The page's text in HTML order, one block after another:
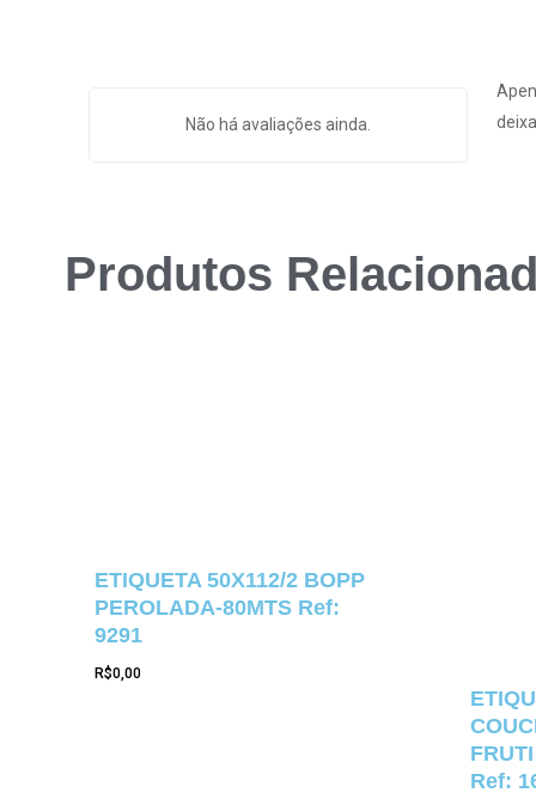
Não há avaliações ainda.
Produtos
ETIQUETA 50X112/2 BOPP
PEROLADA-80MTS Ref:
9291
R$0,00
Ref: